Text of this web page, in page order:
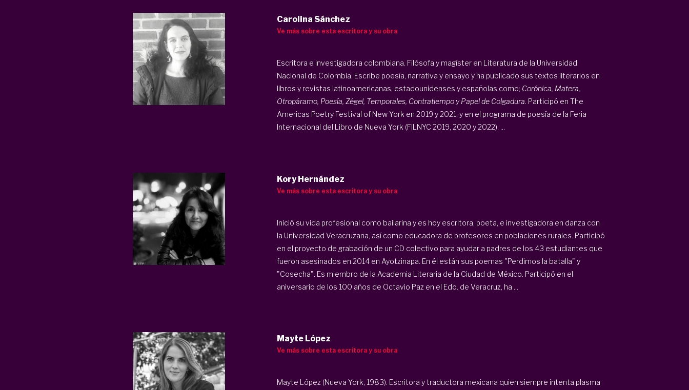
Carolina Sánchez
Ve más sobre esta escritora y su obra
Escritora e investigadora colombiana. Filósofa y magíster en Literatura de la Universidad
Nacional de Colombia. Escribe poesía, narrativa y ensayo y ha publicado sus textos literarios en
libros y revistas latinoamericanas, estadounidenses y españolas como; Corónica, Matera,
Otropáramo, Poesía, Zégel, Temporales, Contratiempo y Papel de Colgadura. Participó en The
Americas Poetry Festival of New York en 2019 y 2021, y en el programa de poesía de la Feria
Internacional del Libro de Nueva York (FILNYC 2019, 2020 y 2022). ...
Kory Hernández
Ve más sobre esta escritora y su obra
Inició su vida profesional como bailarina y es hoy escritora, poeta, e investigadora en danza con
la Universidad Veracruzana, así como educadora de profesores en poblaciones rurales. Participó
en el proyecto de grabación de un CD colectivo para ayudar a padres de los 43 estudiantes que
fueron asesinados en 2014 en Ayotzinapa. En él están sus poemas "Perdimos la batalla" y
"Cosecha". Es miembro de la Academia Literaria de la Ciudad de México. Participó en el
aniversario de los 100 años de Octavio Paz en el Edo. de Veracruz, ha ...
Mayte López
Ve más sobre esta escritora y su obra
Mayte López (Nueva York, 1983). Escritora y traductora mexicana quien siempre intenta plasma